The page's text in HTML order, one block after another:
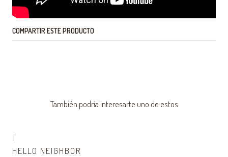
COMPARTIR ESTE PRODUCTO
También podría interesarte uno de estos
|
HELLO NEIGHBOR